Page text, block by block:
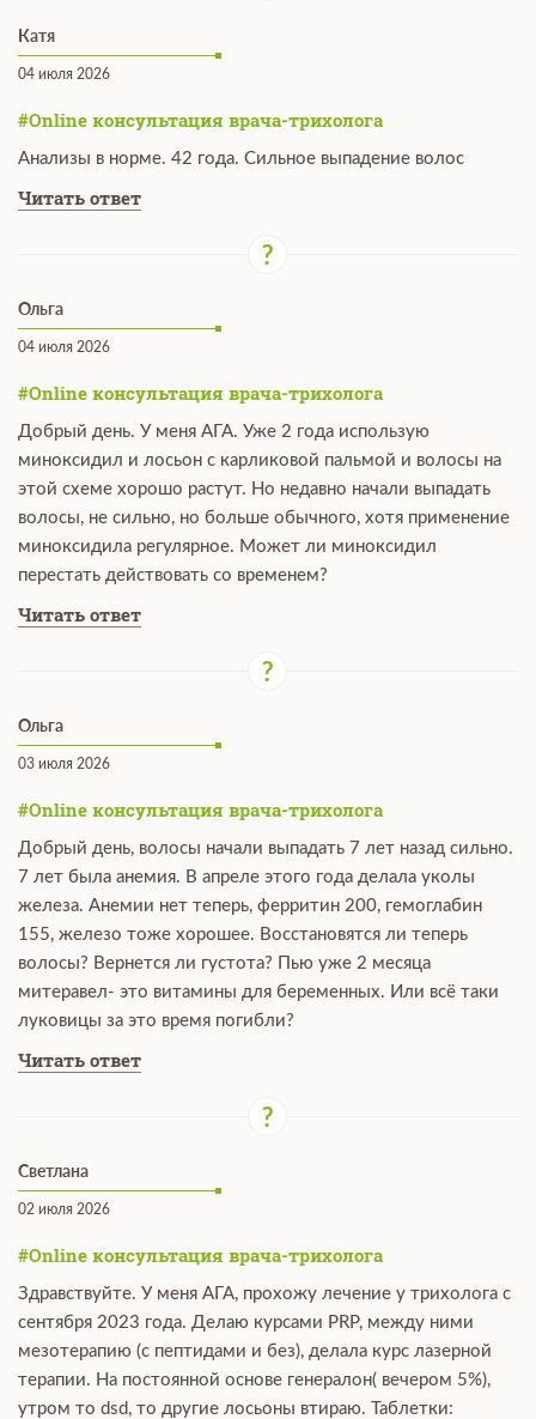
Катя
04 июля 2026
#Online консультация врача-трихолога
Анализы в норме. 42 года. Сильное выпадение волос
Читать ответ
Ольга
04 июля 2026
#Online консультация врача-трихолога
Добрый день. У меня АГА. Уже 2 года использую
миноксидил и лосьон с карликовой пальмой и волосы на
этой схеме хорошо растут. Но недавно начали выпадать
волосы, не сильно, но больше обычного, хотя применение
миноксидила регулярное. Может ли миноксидил
перестать действовать со временем?
Читать ответ
Ольга
03 июля 2026
#Online консультация врача-трихолога
Добрый день, волосы начали выпадать 7 лет назад сильно.
7 лет была анемия. В апреле этого года делала уколы
железа. Анемии нет теперь, ферритин 200, гемоглабин
155, железо тоже хорошее. Восстановятся ли теперь
волосы? Вернется ли густота? Пью уже 2 месяца
митеравел- это витамины для беременных. Или всё таки
луковицы за это время погибли?
Читать ответ
Светлана
02 июля 2026
#Online консультация врача-трихолога
Здравствуйте. У меня АГА, прохожу лечение у трихолога с
сентября 2023 года. Делаю курсами PRP, между ними
мезотерапию (с пептидами и без), делала курс лазерной
терапии. На постоянной основе генералон( вечером 5%),
утром то dsd, то другие лосьоны втираю. Таблетки: